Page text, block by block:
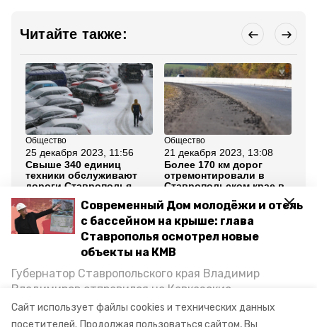
Сайт использует файлы cookies и технических данных
посетителей. Продолжая пользоваться сайтом, Вы
Современный Дом молодёжи и отель
с бассейном на крыше: глава
Ставрополья осмотрел новые
объекты на КМВ
Губернатор Ставропольского края Владимир
Владимиров отправился на Кавказские
Минеральные Воды, чтобы проинспектировать
строительство объектов в Кисловодске и
Читайте также:
Общество
25 декабря 2023, 11:56
Свыше 340 единиц
техники обслуживают
дороги Ставрополья
зимой
Общество
21 декабря 2023, 13:08
Более 170 км дорог
отремонтировали в
Ставропольском крае в
Все новости